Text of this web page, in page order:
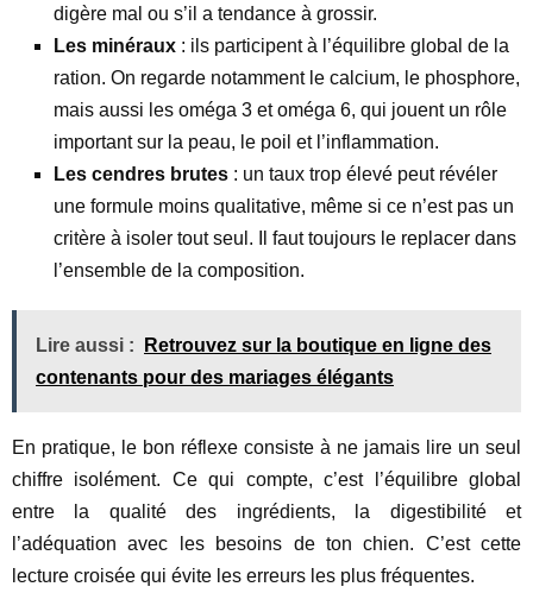
digère mal ou s’il a tendance à grossir.
Les minéraux : ils participent à l’équilibre global de la
ration. On regarde notamment le calcium, le phosphore,
mais aussi les oméga 3 et oméga 6, qui jouent un rôle
important sur la peau, le poil et l’inflammation.
Les cendres brutes : un taux trop élevé peut révéler
une formule moins qualitative, même si ce n’est pas un
critère à isoler tout seul. Il faut toujours le replacer dans
l’ensemble de la composition.
Lire aussi :
Retrouvez sur la boutique en ligne des
contenants pour des mariages élégants
En pratique, le bon réflexe consiste à ne jamais lire un seul
chiffre isolément. Ce qui compte, c’est l’équilibre global
entre la qualité des ingrédients, la digestibilité et
l’adéquation avec les besoins de ton chien. C’est cette
lecture croisée qui évite les erreurs les plus fréquentes.